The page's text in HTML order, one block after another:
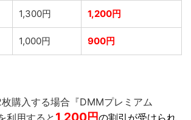
1,300円 1,200円
1,000円 900円
購入する場合『DMMプレミアム
利用すると 1,200円の割引が受けられ